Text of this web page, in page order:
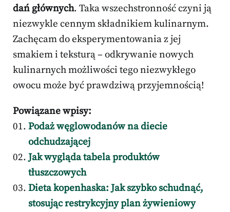
dań głównych. Taka wszechstronność czyni ją
niezwykle cennym składnikiem kulinarnym.
Zachęcam do eksperymentowania z jej
smakiem i teksturą – odkrywanie nowych
kulinarnych możliwości tego niezwykłego
owocu może być prawdziwą przyjemnością!
Powiązane wpisy:
Podaż węglowodanów na diecie
odchudzającej
Jak wygląda tabela produktów
tłuszczowych
Dieta kopenhaska: Jak szybko schudnąć,
stosując restrykcyjny plan żywieniowy